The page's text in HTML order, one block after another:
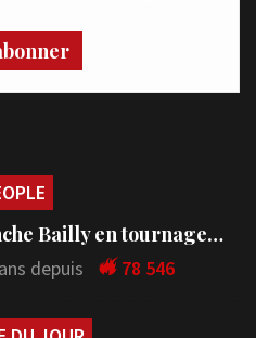
Bailly en tournage…
depuis 78 546